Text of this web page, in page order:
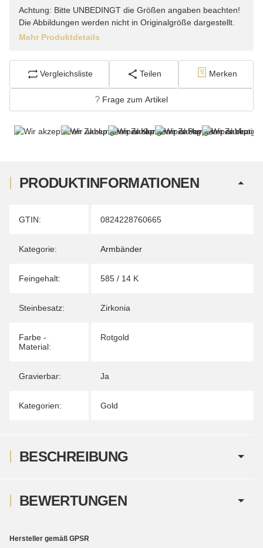
Achtung: Bitte UNBEDINGT die Größen angaben beachten!
Die Abbildungen werden nicht in Originalgröße dargestellt.
Mehr Produktdetails
Vergleichsliste Teilen Merken
Frage zum Artikel
PRODUKTINFORMATIONEN
Produkteigenschaft
Wert
GTIN: 0824228760665
Kategorie: Armbänder
Feingehalt: 585 / 14 K
Steinbesatz: Zirkonia
Farbe -
Material:
Rotgold
Gravierbar: Ja
Kategorien: Gold
BESCHREIBUNG
BEWERTUNGEN
Hersteller gemäß GPSR